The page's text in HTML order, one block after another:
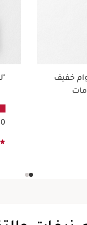
خفيف
السعر